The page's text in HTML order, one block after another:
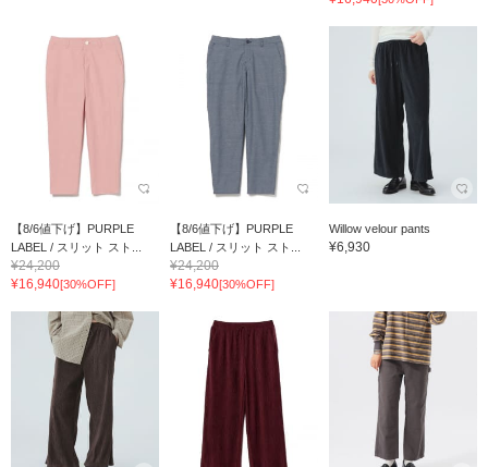
【8/6値下げ】PURPLE
LABEL / スリット スト...
¥24,200
¥16,940[30%OFF]
【8/6値下げ】PURPLE
LABEL / スリット スト...
¥24,200
¥16,940[30%OFF]
Willow velour pants
¥6,930